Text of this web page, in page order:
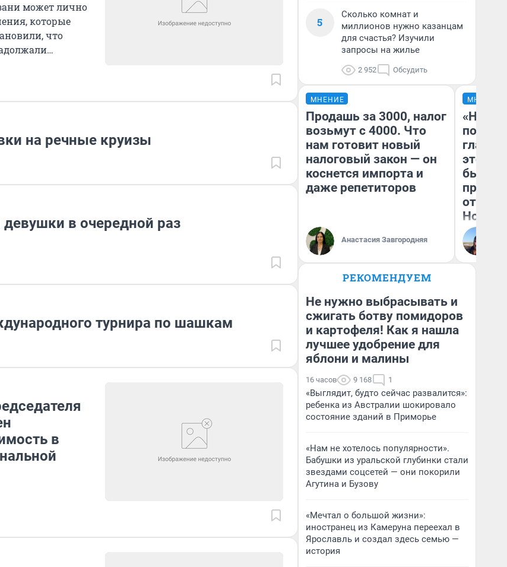
может лично
которые
что
на речные круизы
в очередной раз
турнира по шашкам
в
5
Сколько комнат и
миллионов нужно казанцам
для счастья? Изучили
запросы на жилье
2 952 Обсудить
МНЕНИЕ
Продашь за 3000, налог
возьмут с 4000. Что
нам готовит новый
налоговый закон — он
коснется импорта и
даже репетиторов
Анастасия Завгородняя
МНЕНИЕ
этого
бьет
отзыв
Нолана
РЕКОМЕНДУЕМ
Не нужно выбрасывать и
сжигать ботву помидоров
и картофеля! Как я нашла
лучшее удобрение для
яблони и малины
16 часов 9 168 1
«Выглядит, будто сейчас развалится»:
ребенка из Австралии шокировало
состояние зданий в Приморье
«Нам не хотелось популярности».
Бабушки из уральской глубинки стали
звездами соцсетей — они покорили
Агутина и Бузову
«Мечтал о большой жизни»:
иностранец из Камеруна переехал в
Ярославль и создал здесь семью —
история